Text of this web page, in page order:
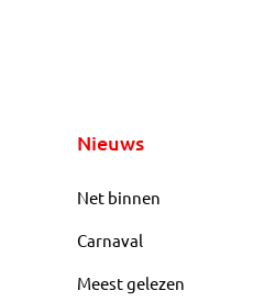
Nieuws
Net binnen
Carnaval
Meest gelezen